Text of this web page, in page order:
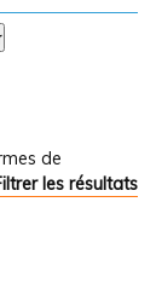
de
les résultats